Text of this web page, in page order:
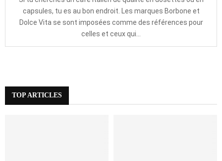
capsules, tu es au bon endroit. Les marques Borbone et
Dolce Vita se sont imposées comme des références pour
celles et ceux qui...
TOP ARTICLES